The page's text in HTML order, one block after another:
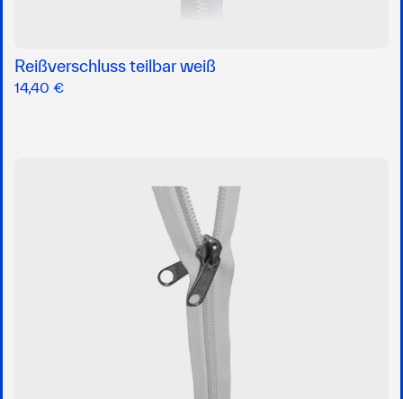
Reißverschluss teilbar weiß
14,40 €